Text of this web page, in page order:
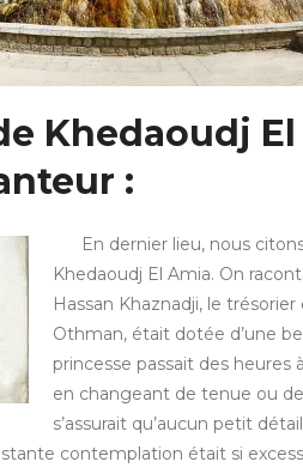
Khedaoudj
:
En dernier lieu, nous
Khedaoudj El Amia. On
Hassan Khaznadji, le
Othman, était dotée d’une
princesse passait des heures
en changeant de tenue ou
s’assurait qu’aucun petit
contemplation était si